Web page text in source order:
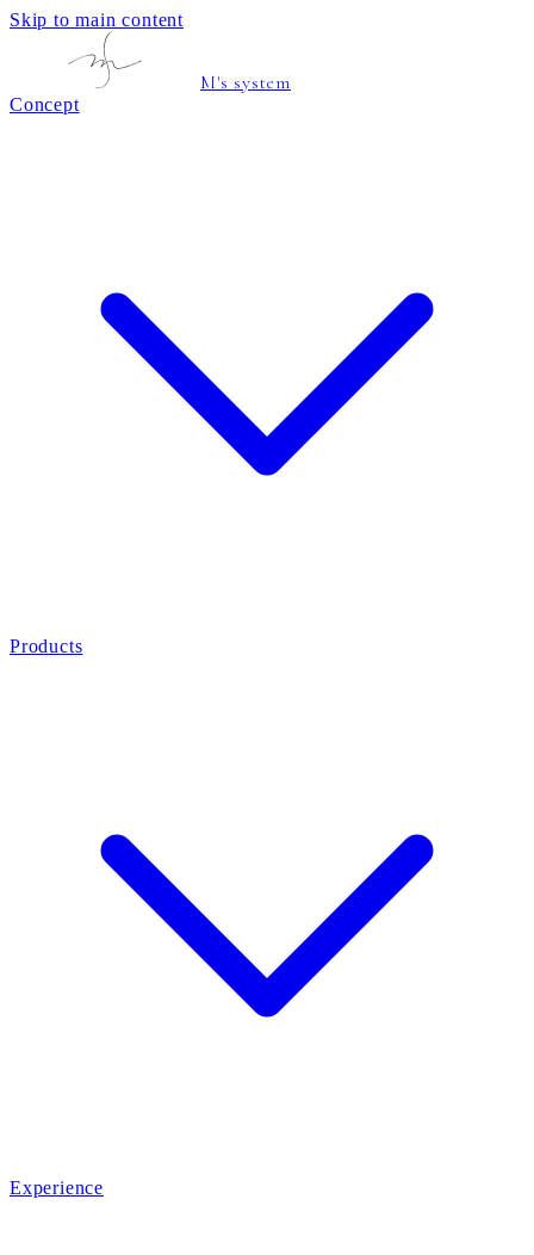
Skip to main content
M's system
Concept
Products
Experience